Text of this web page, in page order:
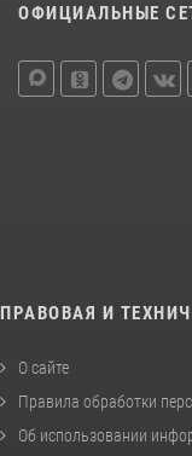
ОФИЦИАЛЬНЫЕ
ПРАВОВАЯ И
О сайте
Правила обработки
Об использовании